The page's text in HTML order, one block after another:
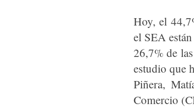
Hoy, el
el SEA
26,7% de
estudio que
Piñera,
Comercio